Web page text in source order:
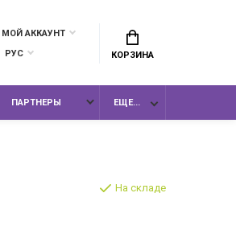
МОЙ АККАУНТ
РУС
КОРЗИНА
ПАРТНЕРЫ ЕЩЕ...
На складе